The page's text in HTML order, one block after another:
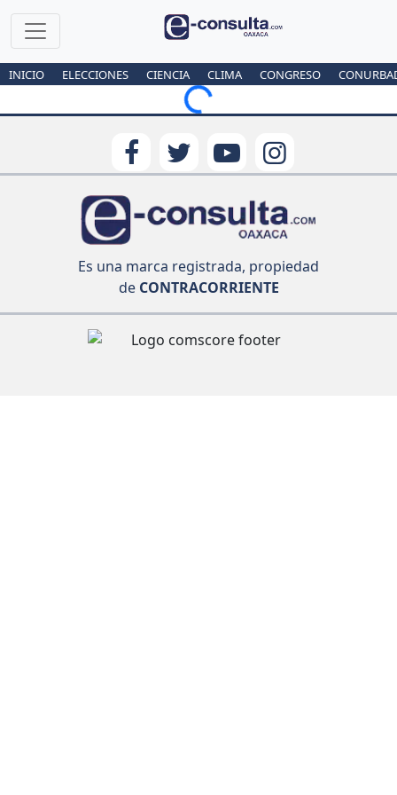
INICIO ELECCIONES CIENCIA CLIMA CONGRESO
Loading...
Es una marca registrada, propiedad
deCONTRACORRIENTE